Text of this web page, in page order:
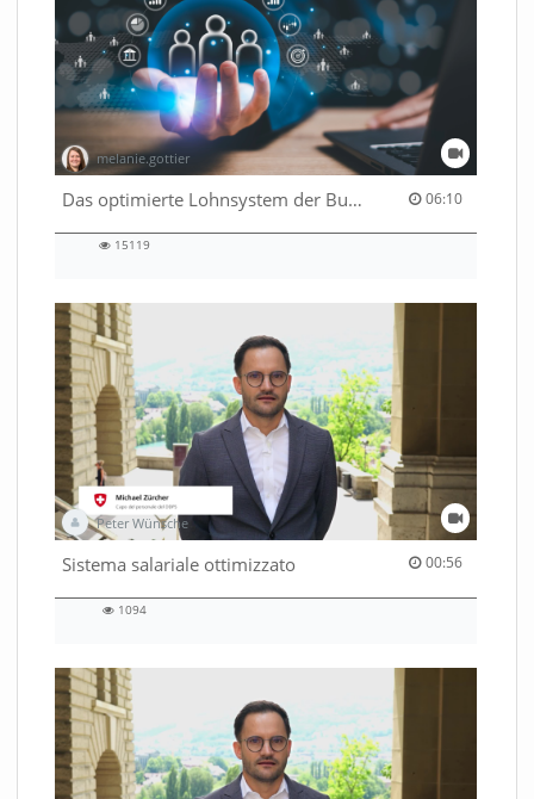
melanie.gottier
Das optimierte Lohnsystem der Bundesverwaltung 06:10
06:10 duration
15119
Peter Wünsche
Sistema salariale ottimizzato 00:56
00:56 duration
1094